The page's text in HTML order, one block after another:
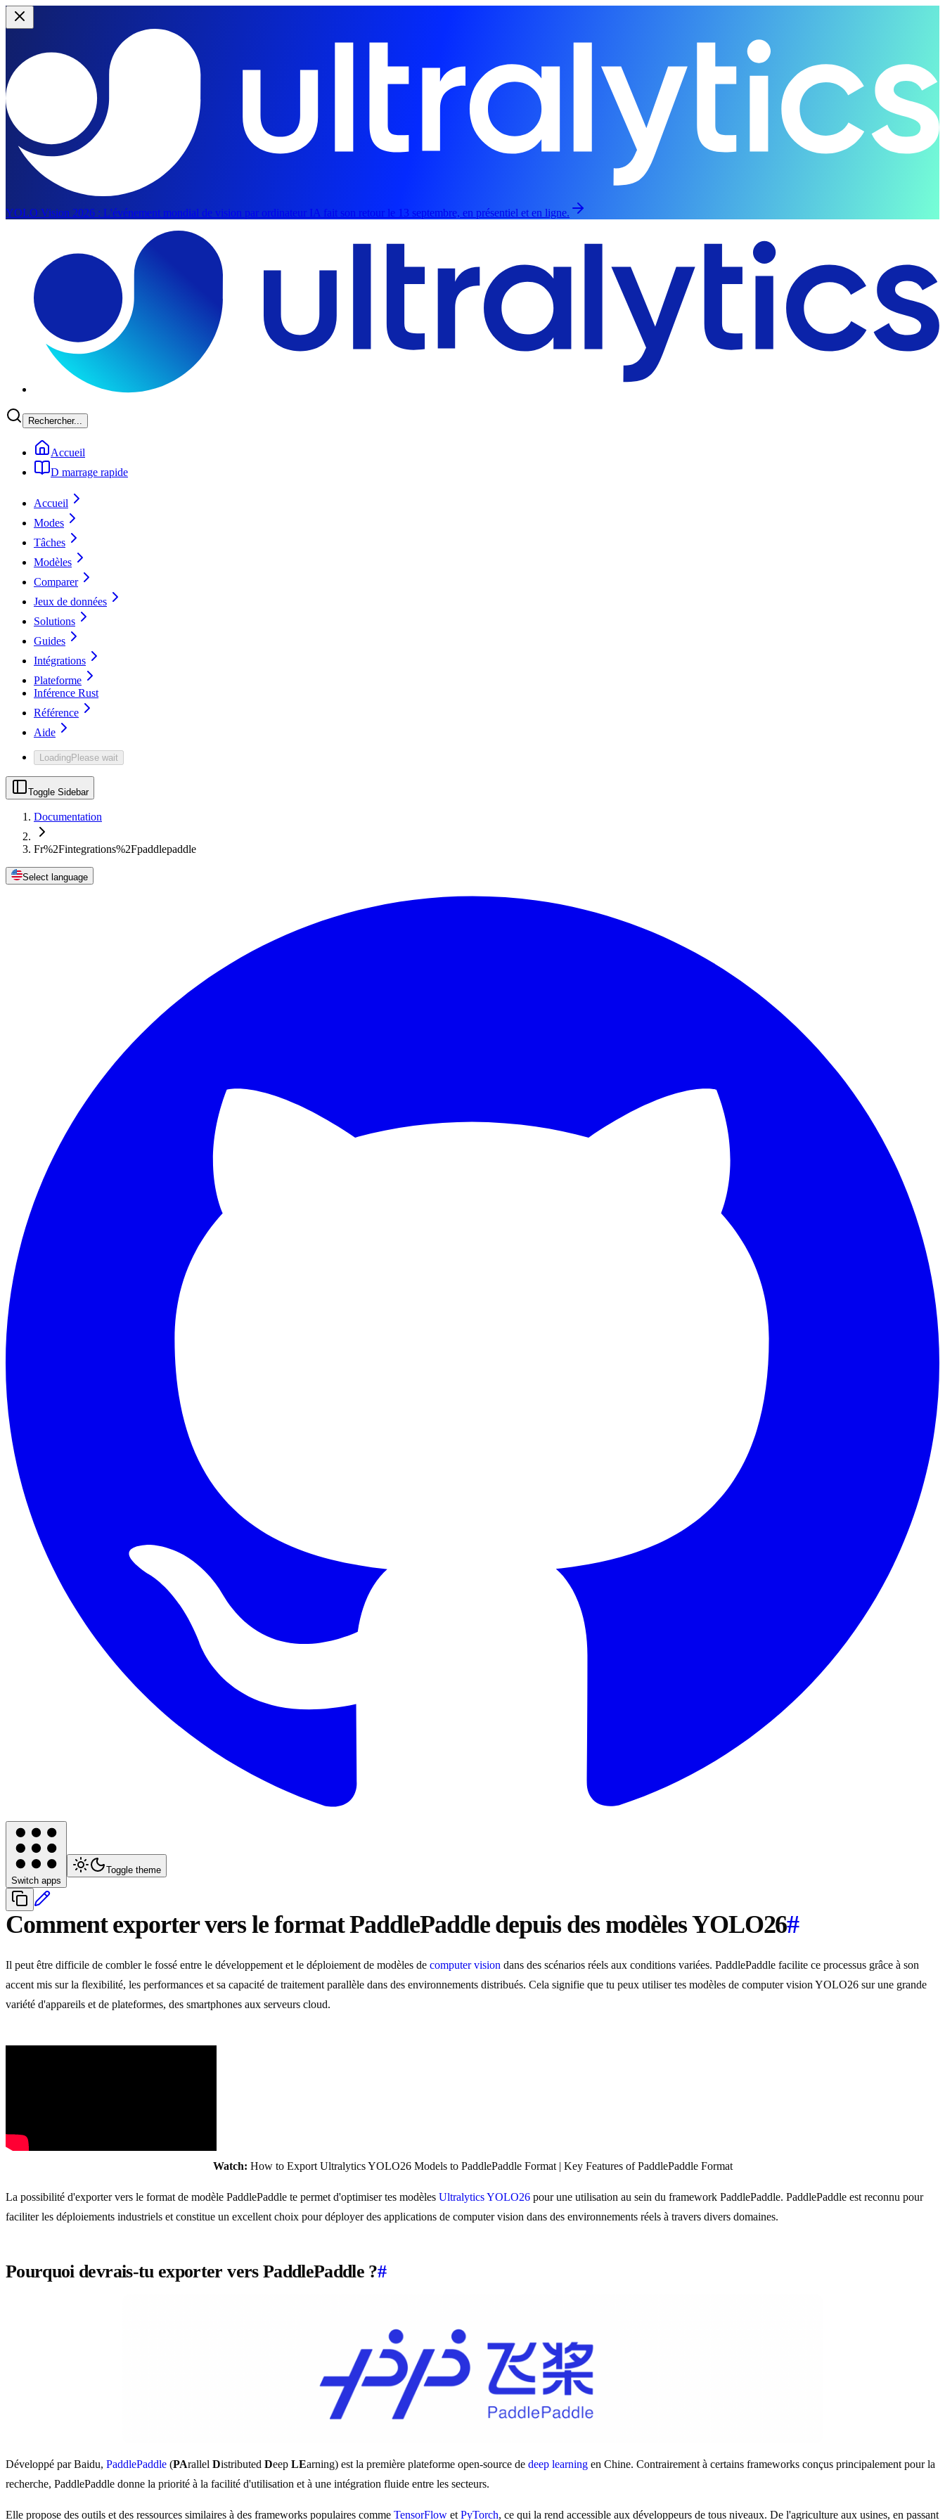
YOLO Vision 2026 : L'événement mondial de vision par ordinateur IA fait son retour le 13 septembre, en présentiel et en ligne.
Rechercher...
Accueil
D marrage rapide
Accueil
Modes
Tâches
Modèles
Comparer
Jeux de données
Solutions
Guides
Intégrations
Plateforme
Inférence Rust
Référence
Aide
LoadingPlease wait
Toggle Sidebar
Documentation
Fr%2Fintegrations%2Fpaddlepaddle
Select language
Switch apps
Toggle theme
Comment exporter vers le format PaddlePaddle depuis des modèles YOLO26#
Il peut être difficile de combler le fossé entre le développement et le déploiement de modèles de computer vision dans des scénarios réels aux conditions variées. PaddlePaddle facilite ce processus grâce à son
accent mis sur la flexibilité, les performances et sa capacité de traitement parallèle dans des environnements distribués. Cela signifie que tu peux utiliser tes modèles de computer vision YOLO26 sur une grande
variété d'appareils et de plateformes, des smartphones aux serveurs cloud.
Watch: How to Export Ultralytics YOLO26 Models to PaddlePaddle Format | Key Features of PaddlePaddle Format
La possibilité d'exporter vers le format de modèle PaddlePaddle te permet d'optimiser tes modèles Ultralytics YOLO26 pour une utilisation au sein du framework PaddlePaddle. PaddlePaddle est reconnu pour
faciliter les déploiements industriels et constitue un excellent choix pour déployer des applications de computer vision dans des environnements réels à travers divers domaines.
Pourquoi devrais-tu exporter vers PaddlePaddle ?#
Développé par Baidu, PaddlePaddle (PArallel Distributed Deep LEarning) est la première plateforme open-source de deep learning en Chine. Contrairement à certains frameworks conçus principalement pour la
recherche, PaddlePaddle donne la priorité à la facilité d'utilisation et à une intégration fluide entre les secteurs.
Elle propose des outils et des ressources similaires à des frameworks populaires comme TensorFlow et PyTorch, ce qui la rend accessible aux développeurs de tous niveaux. De l'agriculture aux usines, en passant